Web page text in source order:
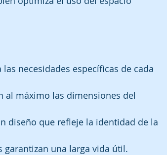
necesidades específicas de cada
al máximo las dimensiones del
diseño que refleje la identidad de la
garantizan una larga vida útil.